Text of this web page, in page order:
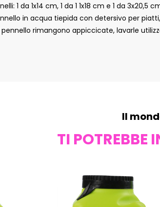
1 da 1x14 cm, 1 da 1 1x18 cm e 1 da 3x20,5
in acqua tiepida con detersivo per
pennello rimangono appiccicate, lavarle
Il
TI POTREBBE